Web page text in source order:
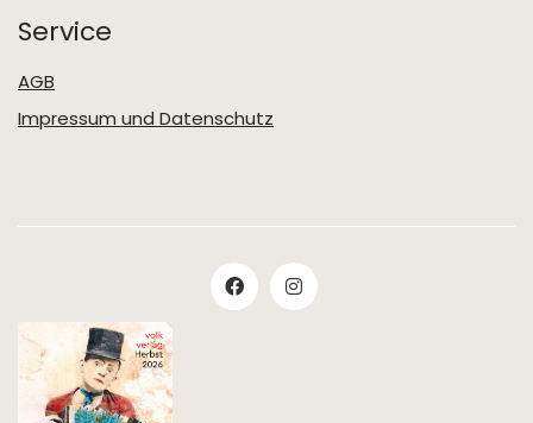
Service
AGB
Impressum und Datenschutz